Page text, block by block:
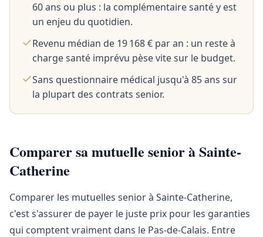
60 ans ou plus : la complémentaire santé y est
un enjeu du quotidien.
Revenu médian de 19 168 € par an : un reste à
charge santé imprévu pèse vite sur le budget.
Sans questionnaire médical jusqu'à 85 ans sur
la plupart des contrats senior.
Comparer sa mutuelle senior à Sainte-
Catherine
Comparer les mutuelles senior à Sainte-Catherine,
c'est s'assurer de payer le juste prix pour les garanties
qui comptent vraiment dans le Pas-de-Calais. Entre